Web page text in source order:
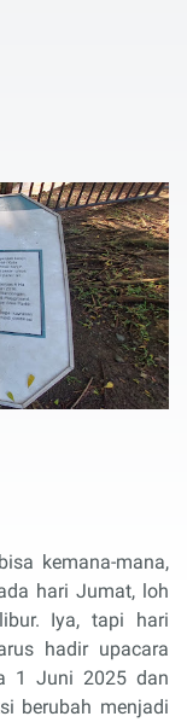
kemana-mana,
hari Jumat, loh
Iya, tapi hari
hadir upacara
1 Juni 2025 dan
berubah menjadi